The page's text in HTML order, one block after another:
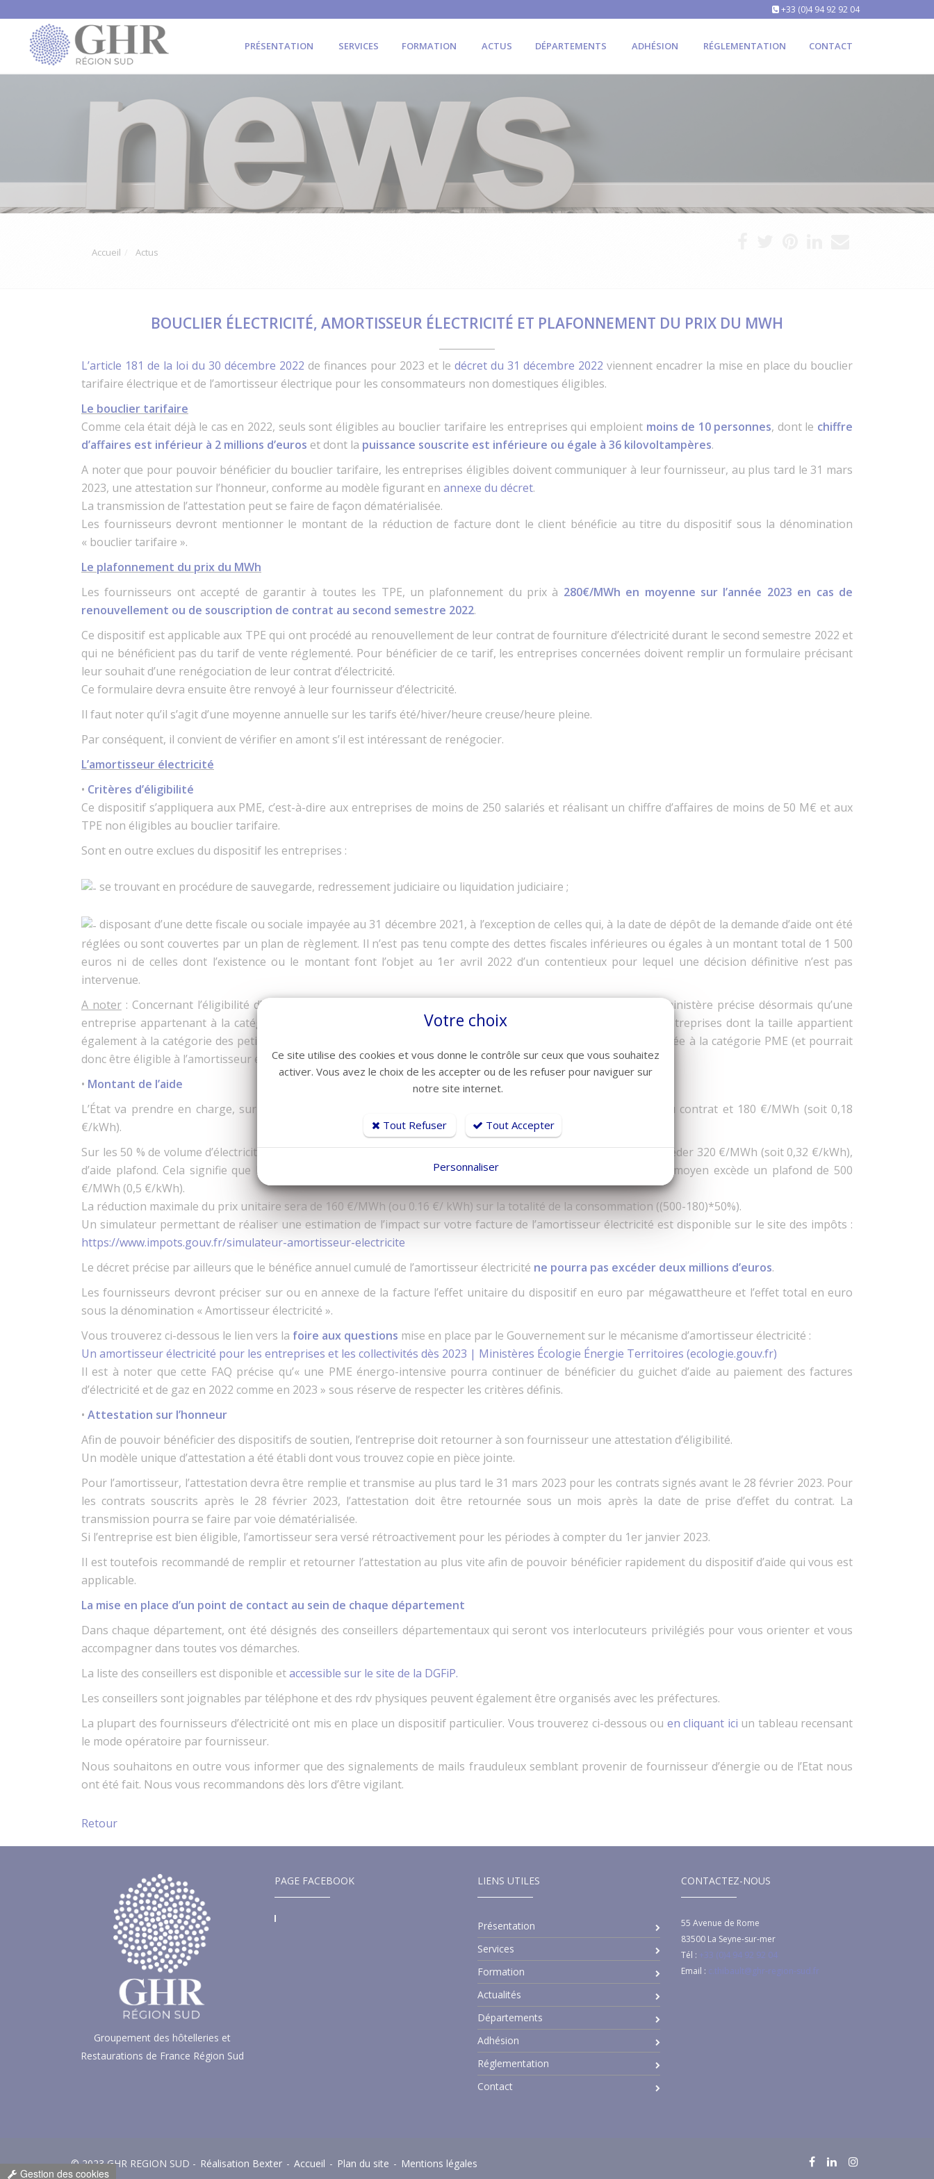
+33 (0)4 94 92 92 04
PRÉSENTATION SERVICES FORMATION ACTUS DÉPARTEMENTS ADHÉSION RÉGLEMENTATION CONTACT
Accueil Actus
BOUCLIER ÉLECTRICITÉ, AMORTISSEUR ÉLECTRICITÉ ET PLAFONNEMENT DU PRIX DU MWH
L’article 181 de la loi du 30 décembre 2022 de finances pour 2023 et le décret du 31 décembre 2022 viennent encadrer la mise en place du bouclier
tarifaire électrique et de l’amortisseur électrique pour les consommateurs non domestiques éligibles.
Le bouclier tarifaire
Comme cela était déjà le cas en 2022, seuls sont éligibles au bouclier tarifaire les entreprises qui emploient moins de 10 personnes, dont le chiffre
d’affaires est inférieur à 2 millions d’euros et dont la puissance souscrite est inférieure ou égale à 36 kilovoltampères.
A noter que pour pouvoir bénéficier du bouclier tarifaire, les entreprises éligibles doivent communiquer à leur fournisseur, au plus tard le 31 mars
2023, une attestation sur l’honneur, conforme au modèle figurant en annexe du décret.
La transmission de l’attestation peut se faire de façon dématérialisée.
Les fournisseurs devront mentionner le montant de la réduction de facture dont le client bénéficie au titre du dispositif sous la dénomination
« bouclier tarifaire ».
Le plafonnement du prix du MWh
Les fournisseurs ont accepté de garantir à toutes les TPE, un plafonnement du prix à 280€/MWh en moyenne sur l’année 2023 en cas de
renouvellement ou de souscription de contrat au second semestre 2022.
Ce dispositif est applicable aux TPE qui ont procédé au renouvellement de leur contrat de fourniture d’électricité durant le second semestre 2022 et
qui ne bénéficient pas du tarif de vente réglementé. Pour bénéficier de ce tarif, les entreprises concernées doivent remplir un formulaire précisant
leur souhait d’une renégociation de leur contrat d’électricité.
Ce formulaire devra ensuite être renvoyé à leur fournisseur d’électricité.
Il faut noter qu’il s’agit d’une moyenne annuelle sur les tarifs été/hiver/heure creuse/heure pleine.
Par conséquent, il convient de vérifier en amont s’il est intéressant de renégocier.
L’amortisseur électricité
• Critères d’éligibilité
Ce dispositif s’appliquera aux PME, c’est-à-dire aux entreprises de moins de 250 salariés et réalisant un chiffre d’affaires de moins de 50 M€ et aux
TPE non éligibles au bouclier tarifaire.
Sont en outre exclues du dispositif les entreprises :
se trouvant en procédure de sauvegarde, redressement judiciaire ou liquidation judiciaire ;
disposant d’une dette fiscale ou sociale impayée au 31 décembre 2021, à l’exception de celles qui, à la date de dépôt de la demande d’aide ont été
réglées ou sont couvertes par un plan de règlement. Il n’est pas tenu compte des dettes fiscales inférieures ou égales à un montant total de 1 500
euros ni de celles dont l’existence ou le montant font l’objet au 1er avril 2022 d’un contentieux pour lequel une décision définitive n’est pas
intervenue.
A noter: Concernant l’éligibilité d’une entreprise faisant partie d’un groupe, la
disponible sur le site du ministère précise désormais qu’une
entreprise appartenant à la catégorie PME ou ayant une taille équivalente, qui est une filiale d’un groupe d’entreprises dont la taille appartient
également à la catégorie des petites et moyennes entreprises, peut remplir l’attestation en cochant la case dédiée à la catégorie PME (et pourrait
donc être éligible à l’amortisseur électricité).
• Montant de l’aide
L’État va prendre en charge, sur 50 % des volumes d’électricité consommé, l’écart entre le prix de l’énergie du contrat et 180 €/MWh (soit 0,18
€/kWh).
Sur les 50 % de volume d’électricité couvert par l’amortisseur, le mondant d’amortisseur versé ne pourra pas excéder 320 €/MWh (soit 0,32 €/kWh),
d’aide plafond. Cela signifie que le montant d’amortisseur versé devient constant quand le prix de l’électricité moyen excède un plafond de 500
€/MWh (0,5 €/kWh).
La réduction maximale du prix unitaire sera de 160 €/MWh (ou 0.16 €/ kWh) sur la totalité de la consommation ((500-180)*50%).
Un simulateur permettant de réaliser une estimation de l’impact sur votre facture de l’amortisseur électricité est disponible sur le site des impôts :
https://www.impots.gouv.fr/simulateur-amortisseur-electricite
Le décret précise par ailleurs que le bénéfice annuel cumulé de l’amortisseur électricité ne pourra pas excéder deux millions d’euros.
Les fournisseurs devront préciser sur ou en annexe de la facture l’effet unitaire du dispositif en euro par mégawattheure et l’effet total en euro
sous la dénomination « Amortisseur électricité ».
Vous trouverez ci-dessous le lien vers la foire aux questions mise en place par le Gouvernement sur le mécanisme d’amortisseur électricité :
Un amortisseur électricité pour les entreprises et les collectivités dès 2023 | Ministères Écologie Énergie Territoires (ecologie.gouv.fr)
Il est à noter que cette FAQ précise qu’« une PME énergo-intensive pourra continuer de bénéficier du guichet d’aide au paiement des factures
d’électricité et de gaz en 2022 comme en 2023 » sous réserve de respecter les critères définis.
• Attestation sur l’honneur
Afin de pouvoir bénéficier des dispositifs de soutien, l’entreprise doit retourner à son fournisseur une attestation d’éligibilité.
Un modèle unique d’attestation a été établi dont vous trouvez copie en pièce jointe.
Pour l’amortisseur, l’attestation devra être remplie et transmise au plus tard le 31 mars 2023 pour les contrats signés avant le 28 février 2023. Pour
les contrats souscrits après le 28 février 2023, l’attestation doit être retournée sous un mois après la date de prise d’effet du contrat. La
transmission pourra se faire par voie dématérialisée.
Si l’entreprise est bien éligible, l’amortisseur sera versé rétroactivement pour les périodes à compter du 1er janvier 2023.
Il est toutefois recommandé de remplir et retourner l’attestation au plus vite afin de pouvoir bénéficier rapidement du dispositif d’aide qui vous est
applicable.
La mise en place d’un point de contact au sein de chaque département
Dans chaque département, ont été désignés des conseillers départementaux qui seront vos interlocuteurs privilégiés pour vous orienter et vous
accompagner dans toutes vos démarches.
La liste des conseillers est disponible etaccessible sur le site de la DGFiP.
Les conseillers sont joignables par téléphone et des rdv physiques peuvent également être organisés avec les préfectures.
La plupart des fournisseurs d’électricité ont mis en place un dispositif particulier. Vous trouverez ci-dessous ou en cliquant ici un tableau recensant
le mode opératoire par fournisseur.
Nous souhaitons en outre vous informer que des signalements de mails frauduleux semblant provenir de fournisseur d’énergie ou de l’Etat nous
ont été fait. Nous vous recommandons dès lors d’être vigilant.
Retour
Groupement des hôtelleries et
Restaurations de France Région Sud
PAGE FACEBOOK LIENS UTILES
Présentation
Services
Formation
Actualités
Départements
Adhésion
Réglementation
Contact
CONTACTEZ-NOUS
55 Avenue de Rome
83500 La Seyne-sur-mer
Tél : +33 (0)4 94 92 92 04
Email : c.thibault@ghr-region-sud.fr
© 2023 GHR REGION SUD - Réalisation Bexter - Accueil - Plan du site - Mentions légales
Votre choix
Ce site utilise des cookies et vous donne le contrôle sur ceux que vous souhaitez
activer. Vous avez le choix de les accepter ou de les refuser pour naviguer sur
notre site internet.
Tout Refuser Tout Accepter
Personnaliser
Gestion des cookies